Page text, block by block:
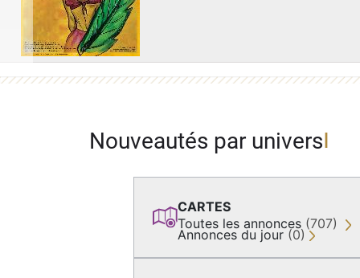
Nouveautés par univers
CARTES
Toutes les annonces (707)
Annonces du jour (0)